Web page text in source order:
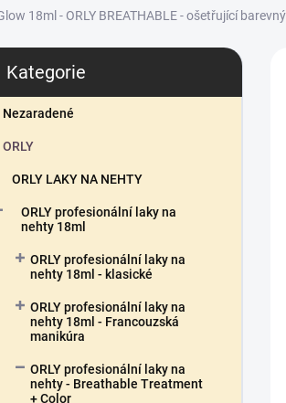
18ml - ORLY BREATHABLE - ošetřující
Kategorie
Nezaradené
ORLY
ORLY LAKY NA NEHTY
ORLY profesionální laky na
nehty 18ml
ORLY profesionální laky na
nehty 18ml - klasické
ORLY profesionální laky na
nehty 18ml - Francouzská
manikúra
ORLY profesionální laky na
nehty - Breathable Treatment
+ Color